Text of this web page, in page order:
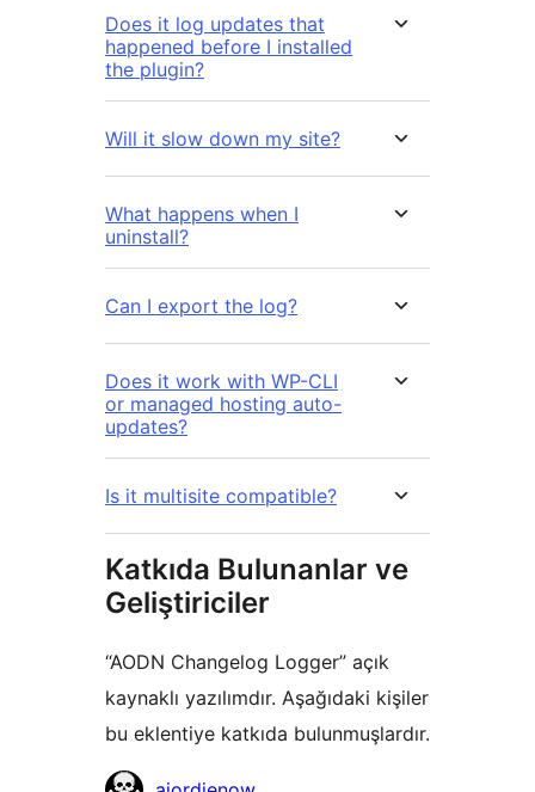
Does it log updates that
happened before I installed
the plugin?
Will it slow down my site?
What happens when I
uninstall?
Can I export the log?
Does it work with WP-CLI
or managed hosting auto-
updates?
Is it multisite compatible?
Katkıda Bulunanlar ve
Geliştiriciler
“AODN Changelog Logger” açık
kaynaklı yazılımdır. Aşağıdaki kişiler
bu eklentiye katkıda bulunmuşlardır.